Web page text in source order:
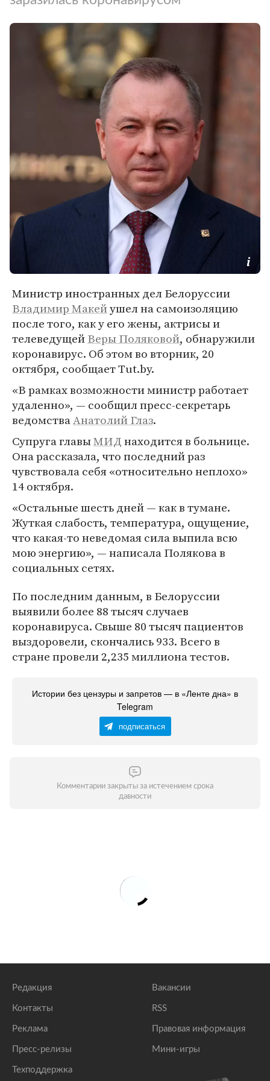
Министр иностранных дел Белоруссии
Владимир Макейушел на самоизоляцию
после того, как у его жены, актрисы и
телеведущейВеры Поляковой, обнаружили
коронавирус. Об этом во вторник, 20
октября, сообщает Tut.by.
«В рамках возможности министр работает
удаленно», — сообщил пресс-секретарь
ведомстваАнатолий Глаз.
Супруга главыМИДнаходится в больнице.
Она рассказала, что последний раз
чувствовала себя «относительно неплохо»
14 октября.
«Остальные шесть дней — как в тумане.
Жуткая слабость, температура, ощущение,
что какая-то неведомая сила выпила всю
мою энергию», — написала Полякова в
социальных сетях.
По последним данным, в Белоруссии
выявили более 88 тысяч случаев
коронавируса. Свыше 80 тысяч пациентов
выздоровели, скончались 933. Всего в
стране провели 2,235 миллиона тестов.
Истории без цензуры и запретов — в «Ленте дна» в
Telegram
подписаться
Комментарии закрыты за истечением срока
давности
Редакция
Контакты
Реклама
Пресс-релизы
Техподдержка
Вакансии
RSS
Правовая информация
Мини-игры